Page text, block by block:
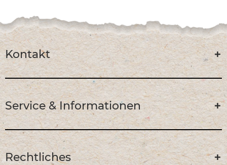
Kontakt
Service & Informationen
Rechtliches